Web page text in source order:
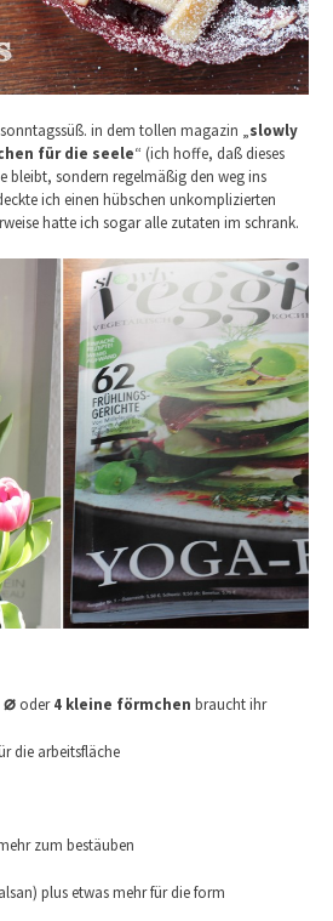
in dem tollen magazin „slowly
für die seele“ (ich hoffe, daß dieses
bleibt, sondern regelmäßig den weg ins
ich einen hübschen unkomplizierten
hatte ich sogar alle zutaten im schrank.
⌀ oder4 kleine förmchen braucht ihr
die arbeitsfläche
zum bestäuben
plus etwas mehr für die form